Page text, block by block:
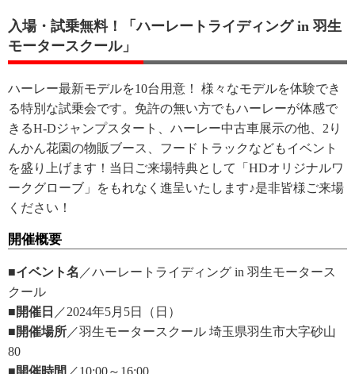
入場・試乗無料！「ハーレートライディング in 羽生
モータースクール」
ハーレー最新モデルを10台用意！ 様々なモデルを体験でき
る特別な試乗会です。免許の無い方でもハーレーが体感で
きるH-Dジャンプスタート、ハーレー中古車展示の他、2り
んかん花園の物販ブース、フードトラックなどもイベント
を盛り上げます！当日ご来場特典として「HDオリジナルワ
ークグローブ」をもれなく進呈いたします♪是非皆様ご来場
ください！
開催概要
■イベント名 ／ハーレートライディング in 羽生モータース
クール
■開催日 ／2024年5月5日（日）
■開催場所 ／羽生モータースクール 埼玉県羽生市大字砂山
80
■開催時間 ／10:00～16:00